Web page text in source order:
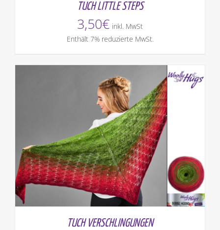
TUCH LITTLE STEPS
3,50€ inkl. MwSt
Enthält 7% reduzierte MwSt.
TUCH VERSCHLINGUNGEN